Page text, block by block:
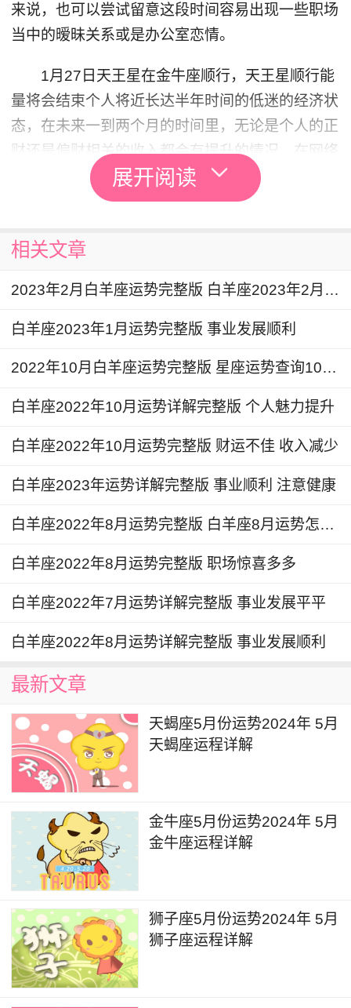
来说，也可以尝试留意这段时间容易出现一些职场
当中的暧昧关系或是办公室恋情。
1月27日天王星在金牛座顺行，天王星顺行能
量将会结束个人将近长达半年时间的低迷的经济状
态，在未来一到两个月的时间里，无论是个人的正
财还是偏财相关的收入都会有提升的情况，在网络
投资、股票基金和个人绩效等方面都会有不同程度
白羊座2024年2月详解
2月13日到2月17日的时间，火星和金星会相
能量的提升，对于白羊们来说个人的人际交往领域
会得到进一步的拓展，尤其是个人的感情领域。
单身人士在这段时间里可以尝试多去参加一些
人选，也容易透过网络社交平台结识到一些暧昧关
系或者是感兴趣的朋友。
白羊座2024年3月详解
3月12日到3月23日的时间，金星和火星会相
神层次领域将会带来一定的提升。
正如我们之前所说的，这段时间会开启个人的
灵性时代，对于神秘学、医学、心理学相关领域的
进修，会有更多的人愿意倾注精力，这段时间对于
本身有抑郁和压抑情绪的人群来说可以尝试接受心
理咨询和疗愈相关的治疗，也会取得不错的效果。
白羊座2024年4月详解
4月2日的时间，将会迎来在白羊座的水星逆
行，也是本年度的第一次水星逆行，在4月25日的
时间，水星将会在白羊座恢复顺行，水逆期间将会
重点影响个人的对外社交和精神状态，这段时间里
个人可能会变得比较容易情绪化，在与他人交往的
过程中很容易出现暴躁甚至是言语伤人的情况，需
要有所控制。同时也需要适当关注个人的面部皮肤
展开阅读
相关文章
2023年2月白羊座运势完整版 白羊座2023年2月运势详解
白羊座2023年1月运势完整版 事业发展顺利
2022年10月白羊座运势完整版 星座运势查询10月份
白羊座2022年10月运势详解完整版 个人魅力提升
白羊座2022年10月运势完整版 财运不佳 收入减少
白羊座2023年运势详解完整版 事业顺利 注意健康
白羊座2022年8月运势完整版 白羊座8月运势怎么样
白羊座2022年8月运势完整版 职场惊喜多多
白羊座2022年7月运势详解完整版 事业发展平平
白羊座2022年8月运势详解完整版 事业发展顺利
最新文章
天蝎座5月份运势2024年 5月
天蝎座运程详解
金牛座5月份运势2024年 5月
金牛座运程详解
狮子座5月份运势2024年 5月
狮子座运程详解